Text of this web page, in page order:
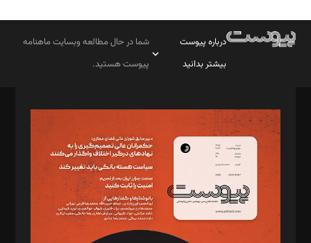
درباره پیوست
بیشتر بدانید
شما در حال مطالعه وبسایت ماهنامه
پیوست هستید.
مدیر مسئول: محمدباقر اثنی‌عشری
سردبیر: مهرک محمودی
دبیر تحریریه: میثم قاسمی
د‌بیر ناداستان: سمانه سمیع
د‌بیر خدمت و تجارت: ابوالفضل رجبی
د‌بیر حقوق فناوری: حسام‌الدین ایپکچی
د‌بیر پیوست جهان: مینا پاکدل